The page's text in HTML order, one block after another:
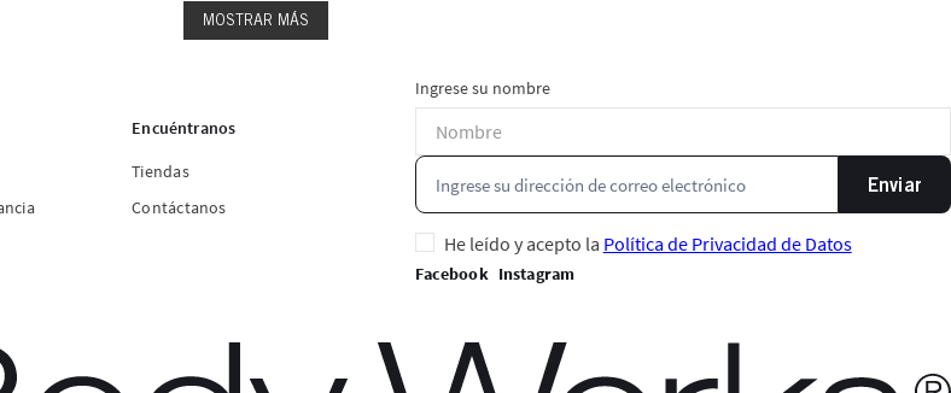
MOSTRAR MÁS
Encuéntranos
Tiendas
Contáctanos
Ingrese su nombre
Enviar
He leído y acepto la Política de Privacidad de Datos